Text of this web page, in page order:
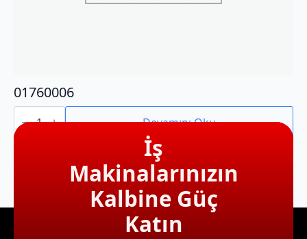
01760006
01760006
adet Devamını Oku
İş
Makinalarınızın
Kalbine Güç
Katın